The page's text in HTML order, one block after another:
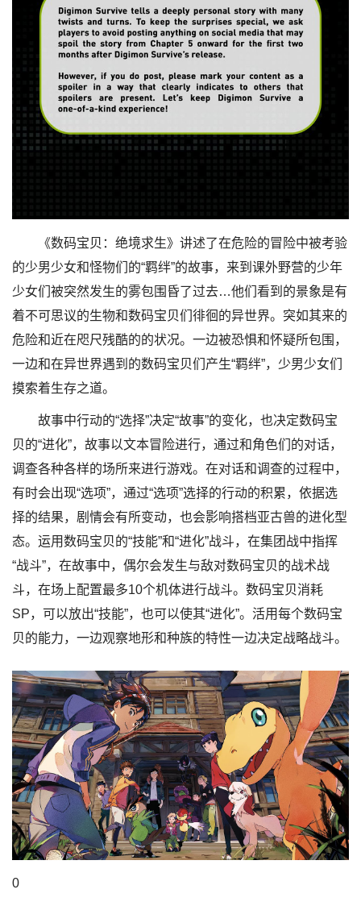
《数码宝贝：绝境求生》讲述了在危险的冒险中被考验
的少男少女和怪物们的“羁绊”的故事，来到课外野营的少年
少女们被突然发生的雾包围昏了过去…他们看到的景象是有
着不可思议的生物和数码宝贝们徘徊的异世界。突如其来的
危险和近在咫尺残酷的的状况。一边被恐惧和怀疑所包围，
一边和在异世界遇到的数码宝贝们产生“羁绊”，少男少女们
摸索着生存之道。
故事中行动的“选择”决定“故事”的变化，也决定数码宝
贝的“进化”，故事以文本冒险进行，通过和角色们的对话，
调查各种各样的场所来进行游戏。在对话和调查的过程中，
有时会出现“选项”，通过“选项”选择的行动的积累，依据选
择的结果，剧情会有所变动，也会影响搭档亚古兽的进化型
态。运用数码宝贝的“技能”和“进化”战斗，在集团战中指挥
“战斗”，在故事中，偶尔会发生与敌对数码宝贝的战术战
斗，在场上配置最多10个机体进行战斗。数码宝贝消耗
SP，可以放出“技能”，也可以使其“进化”。活用每个数码宝
贝的能力，一边观察地形和种族的特性一边决定战略战斗。
0